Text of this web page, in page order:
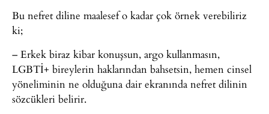
Bu nefret diline maalesef o kadar çok örnek verebiliriz
ki;
– Erkek biraz kibar konuşsun, argo kullanmasın,
LGBTİ+ bireylerin haklarından bahsetsin, hemen cinsel
yöneliminin ne olduğuna dair ekranında nefret dilinin
sözcükleri belirir.